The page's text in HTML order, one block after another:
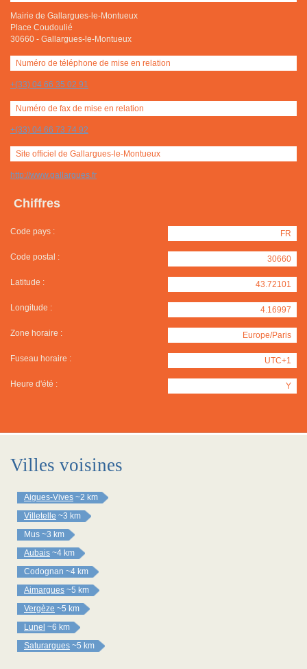
Mairie de Gallargues-le-Montueux
Place Coudoulié
30660 - Gallargues-le-Montueux
Numéro de téléphone de mise en relation
+(33) 04 66 35 02 91
Numéro de fax de mise en relation
+(33) 04 66 73 74 92
Site officiel de Gallargues-le-Montueux
http://www.gallargues.fr
Chiffres
Code pays : FR
Code postal : 30660
Latitude : 43.72101
Longitude : 4.16997
Zone horaire : Europe/Paris
Fuseau horaire : UTC+1
Heure d'été : Y
Villes voisines
Aigues-Vives ~2 km
Villetelle ~3 km
Mus ~3 km
Aubais ~4 km
Codognan ~4 km
Aimargues ~5 km
Vergèze ~5 km
Lunel ~6 km
Saturargues ~5 km